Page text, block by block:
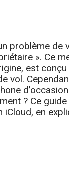
problème de
». Ce
est
vol.
? Ce
en